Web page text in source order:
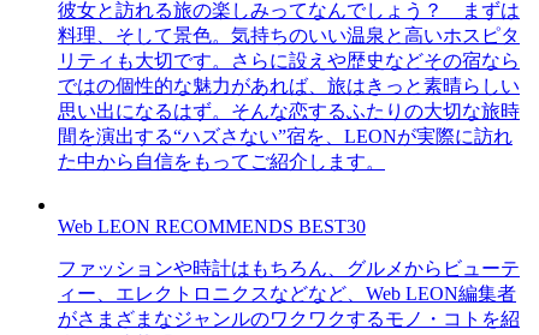
彼女と訪れる旅の楽しみってなんでしょう？ まずは
料理、そして景色。気持ちのいい温泉と高いホスピタ
リティも大切です。さらに設えや歴史などその宿なら
ではの個性的な魅力があれば、旅はきっと素晴らしい
思い出になるはず。そんな恋するふたりの大切な旅時
間を演出する“ハズさない”宿を、LEONが実際に訪れ
た中から自信をもってご紹介します。
Web LEON RECOMMENDS BEST30
ファッションや時計はもちろん、グルメからビューテ
ィー、エレクトロニクスなどなど、Web LEON編集者
がさまざまなジャンルのワクワクするモノ・コトを紹